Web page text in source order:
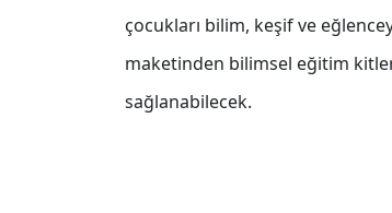
çocukları bilim, keşif ve
maketinden bilimsel eğitim
sağlanabilecek.